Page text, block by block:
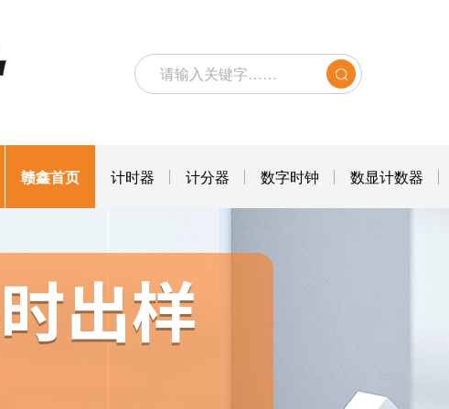
赣鑫首页 计时器 计分器 数字时钟 数显计数器